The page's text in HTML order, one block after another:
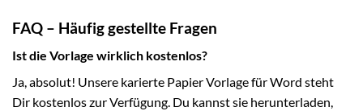
FAQ – Häufig gestellte Fragen
Ist die Vorlage wirklich kostenlos?
Ja, absolut! Unsere karierte Papier Vorlage für Word steht
Dir kostenlos zur Verfügung. Du kannst sie herunterladen,